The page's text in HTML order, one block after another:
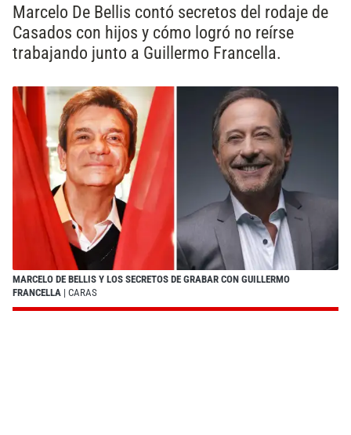
Marcelo De Bellis contó secretos del rodaje de
Casados con hijos y cómo logró no reírse
trabajando junto a Guillermo Francella.
MARCELO DE BELLIS Y LOS SECRETOS DE GRABAR CON GUILLERMO
FRANCELLA | CARAS